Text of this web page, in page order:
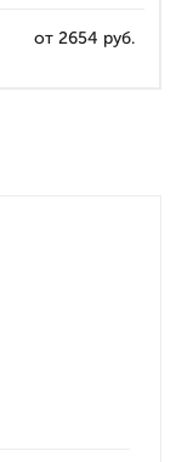
от 2654 руб.